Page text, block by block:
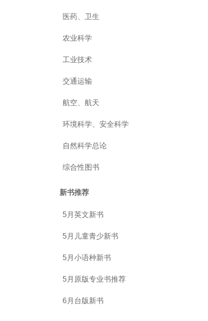
医药、卫生
农业科学
工业技术
交通运输
航空、航天
环境科学、安全科学
自然科学总论
综合性图书
新书推荐
5月英文新书
5月儿童青少新书
5月小语种新书
5月原版专业书推荐
6月台版新书